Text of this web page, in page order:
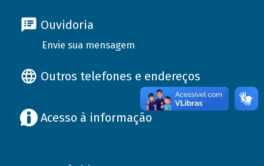
Ouvidoria
Envie sua mensagem
Outros telefones e endereços
Acesso à informação